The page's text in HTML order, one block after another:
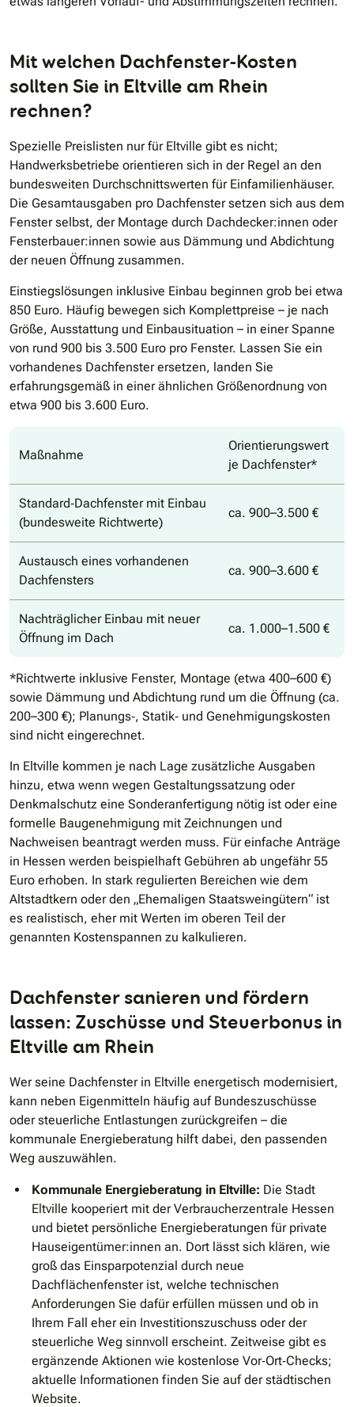
Mit welchen Dachfenster‐Kosten
sollten Sie in Eltville am Rhein
rechnen?
Spezielle Preislisten nur für Eltville gibt es nicht;
Handwerksbetriebe orientieren sich in der Regel an den
bundesweiten Durchschnittswerten für Einfamilienhäuser.
Die Gesamtausgaben pro Dachfenster setzen sich aus dem
Fenster selbst, der Montage durch Dachdecker:innen oder
Fensterbauer:innen sowie aus Dämmung und Abdichtung
der neuen Öffnung zusammen.
Einstiegslösungen inklusive Einbau beginnen grob bei etwa
850 Euro. Häufig bewegen sich Komplettpreise – je nach
Größe, Ausstattung und Einbausituation – in einer Spanne
von rund 900 bis 3.500 Euro pro Fenster. Lassen Sie ein
vorhandenes Dachfenster ersetzen, landen Sie
erfahrungsgemäß in einer ähnlichen Größenordnung von
etwa 900 bis 3.600 Euro.
Maßnahme
Orientierungswert
je Dachfenster*
Standard‐Dachfenster mit Einbau
(bundesweite Richtwerte)
ca. 900–3.500 €
Austausch eines vorhandenen
Dachfensters
ca. 900–3.600 €
Nachträglicher Einbau mit neuer
Öffnung im Dach
ca. 1.000–1.500 €
*Richtwerte inklusive Fenster, Montage (etwa 400–600 €)
sowie Dämmung und Abdichtung rund um die Öffnung (ca.
200–300 €); Planungs‐, Statik‐ und Genehmigungskosten
sind nicht eingerechnet.
In Eltville kommen je nach Lage zusätzliche Ausgaben
hinzu, etwa wenn wegen Gestaltungssatzung oder
Denkmalschutz eine Sonderanfertigung nötig ist oder eine
formelle Baugenehmigung mit Zeichnungen und
Nachweisen beantragt werden muss. Für einfache Anträge
in Hessen werden beispielhaft Gebühren ab ungefähr 55
Euro erhoben. In stark regulierten Bereichen wie dem
Altstadtkern oder den „Ehemaligen Staatsweingütern“ ist
es realistisch, eher mit Werten im oberen Teil der
genannten Kostenspannen zu kalkulieren.
Dachfenster sanieren und fördern
lassen: Zuschüsse und Steuerbonus in
Eltville am Rhein
Wer seine Dachfenster in Eltville energetisch modernisiert,
kann neben Eigenmitteln häufig auf Bundeszuschüsse
oder steuerliche Entlastungen zurückgreifen – die
kommunale Energieberatung hilft dabei, den passenden
Weg auszuwählen.
Kommunale Energieberatung in Eltville: Die Stadt
Eltville kooperiert mit der Verbraucherzentrale Hessen
und bietet persönliche Energieberatungen für private
Hauseigentümer:innen an. Dort lässt sich klären, wie
groß das Einsparpotenzial durch neue
Dachflächenfenster ist, welche technischen
Anforderungen Sie dafür erfüllen müssen und ob in
Ihrem Fall eher ein Investitionszuschuss oder der
steuerliche Weg sinnvoll erscheint. Zeitweise gibt es
ergänzende Aktionen wie kostenlose Vor‐Ort‐Checks;
aktuelle Informationen finden Sie auf der städtischen
Website.